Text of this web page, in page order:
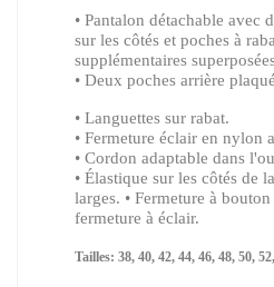
• Pantalon détachable avec
sur les côtés et poches à
supplémentaires
• Deux poches arrière
• Languettes sur rabat.
• Fermeture éclair en nylon
• Cordon adaptable dans
• Élastique sur les côtés de
larges. • Fermeture à
fermeture à éclair.
Tailles: 38, 40, 42, 44, 46, 48, 50,